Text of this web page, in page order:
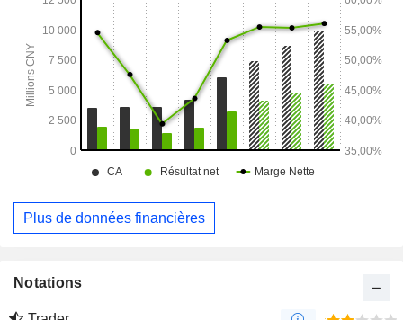
Plus de données financières
Notations